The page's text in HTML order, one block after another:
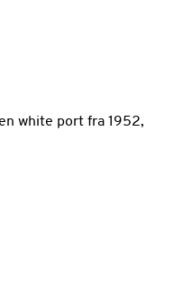
white port fra 1952,